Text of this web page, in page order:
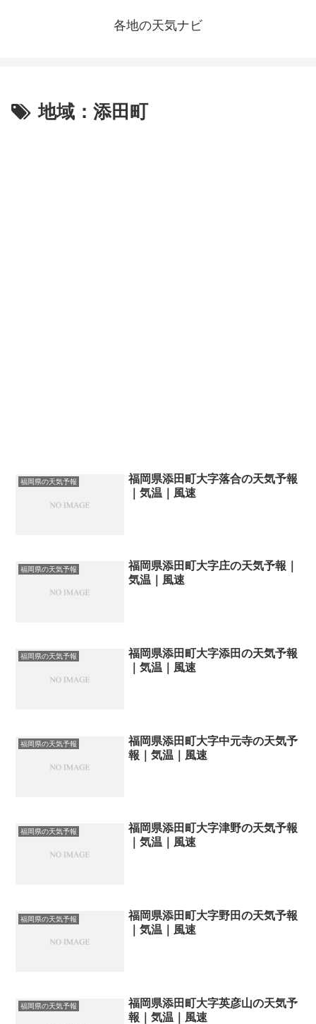
各地の天気ナビ
地域：添田町
福岡県の天気予報
福岡県添田町大字落合の天気予報
｜気温｜風速
福岡県の天気予報
福岡県添田町大字庄の天気予報｜
気温｜風速
福岡県の天気予報
福岡県添田町大字添田の天気予報
｜気温｜風速
福岡県の天気予報
福岡県添田町大字中元寺の天気予
報｜気温｜風速
福岡県の天気予報
福岡県添田町大字津野の天気予報
｜気温｜風速
福岡県の天気予報
福岡県添田町大字野田の天気予報
｜気温｜風速
福岡県の天気予報
福岡県添田町大字英彦山の天気予
報｜気温｜風速